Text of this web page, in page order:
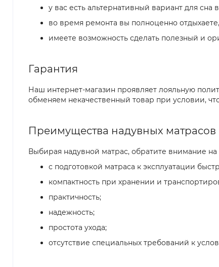
у вас есть альтернативный вариант для сна
во время ремонта вы полноценно
имеете возможность сделать полезный и
Гарантия
Наш интернет-магазин проявляет лояльную
обменяем некачественный товар при условии,
Преимущества надувных матрасов
Выбирая надувной матрас, обратите внимание
с подготовкой матраса к эксплуатации
компактность при хранении и
практичность;
надежность;
простота ухода;
отсутствие специальных требований к